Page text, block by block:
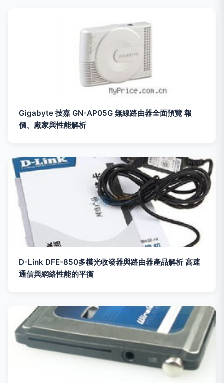
Gigabyte 技嘉 GN-AP05G 無線路由器全面預覽 報
價、廠家與性能解析
D-Link DFE-850多模光收發器與路由器產品解析 高速
通信與網絡性能的平衡